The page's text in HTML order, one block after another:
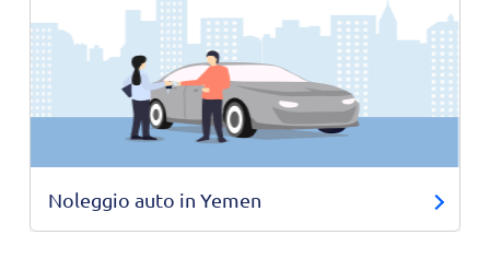
Noleggio auto in Yemen